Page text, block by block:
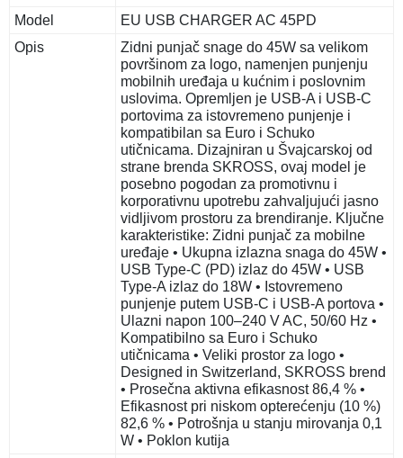
Model
EU USB CHARGER AC 45PD
Opis
Zidni punjač snage do 45W sa velikom
površinom za logo, namenjen punjenju
mobilnih uređaja u kućnim i poslovnim
uslovima. Opremljen je USB-A i USB-C
portovima za istovremeno punjenje i
kompatibilan sa Euro i Schuko
utičnicama. Dizajniran u Švajcarskoj od
strane brenda SKROSS, ovaj model je
posebno pogodan za promotivnu i
korporativnu upotrebu zahvaljujući jasno
vidljivom prostoru za brendiranje. Ključne
karakteristike: Zidni punjač za mobilne
uređaje • Ukupna izlazna snaga do 45W •
USB Type-C (PD) izlaz do 45W • USB
Type-A izlaz do 18W • Istovremeno
punjenje putem USB-C i USB-A portova •
Ulazni napon 100–240 V AC, 50/60 Hz •
Kompatibilno sa Euro i Schuko
utičnicama • Veliki prostor za logo •
Designed in Switzerland, SKROSS brend
• Prosečna aktivna efikasnost 86,4 % •
Efikasnost pri niskom opterećenju (10 %)
82,6 % • Potrošnja u stanju mirovanja 0,1
W • Poklon kutija